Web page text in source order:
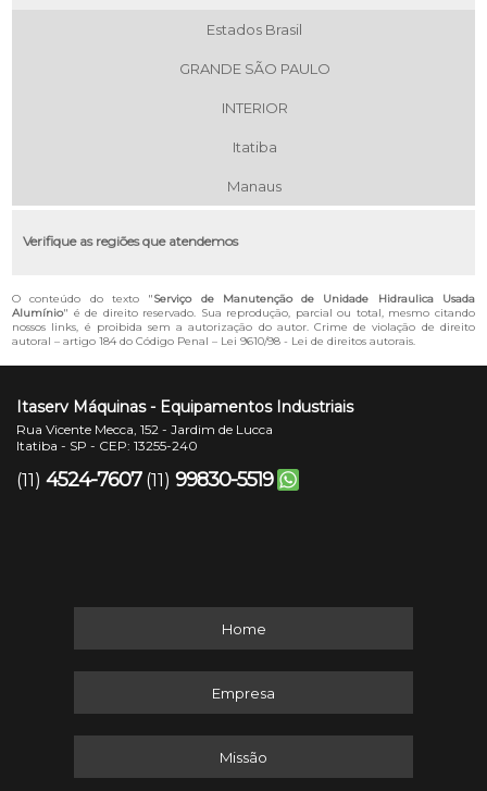
Estados Brasil
GRANDE SÃO PAULO
INTERIOR
Itatiba
Manaus
Verifique as regiões que atendemos
O conteúdo do texto "Serviço de Manutenção de Unidade Hidraulica Usada
Alumínio" é de direito reservado. Sua reprodução, parcial ou total, mesmo citando
nossos links, é proibida sem a autorização do autor. Crime de violação de direito
autoral – artigo 184 do Código Penal – Lei 9610/98 - Lei de direitos autorais.
Itaserv Máquinas - Equipamentos Industriais
Rua Vicente Mecca, 152 - Jardim de Lucca
Itatiba - SP - CEP: 13255-240
(11) 4524-7607 (11) 99830-5519
Home
Empresa
Missão